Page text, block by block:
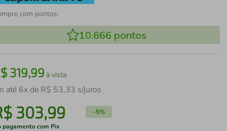
com pontos:
10.666 pontos
319,99 à vista
até 6x de R$ 53,33 s/juros
303,99 -5%
pagamento com Pix